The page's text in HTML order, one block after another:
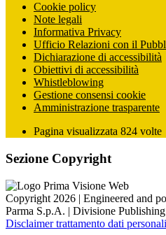
Cookie policy
Note legali
Informativa Privacy
Ufficio Relazioni con il
Dichiarazione di accessibilità
Obiettivi di accessibilità
Whistleblowing
Gestione consensi cookie
Amministrazione trasparente
Pagina visualizzata 824 volte
Sezione Copyright
Copyright 2026 | Engineered and
Parma S.p.A. | Divisione
Disclaimer trattamento dati personali